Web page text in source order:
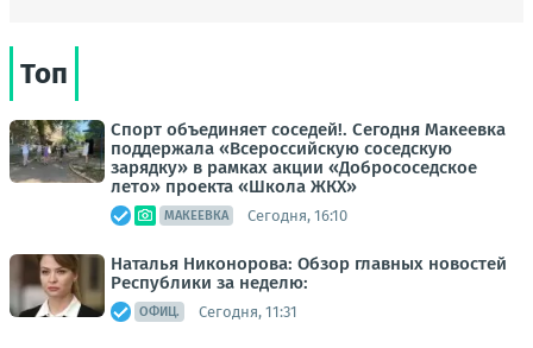
Топ
Спорт объединяет соседей!. Сегодня Макеевка
поддержала «Всероссийскую соседскую
зарядку» в рамках акции «Добрососедское
лето» проекта «Школа ЖКХ»
МАКЕЕВКА Сегодня, 16:10
Наталья Никонорова: Обзор главных новостей
Республики за неделю:
ОФИЦ. Сегодня, 11:31